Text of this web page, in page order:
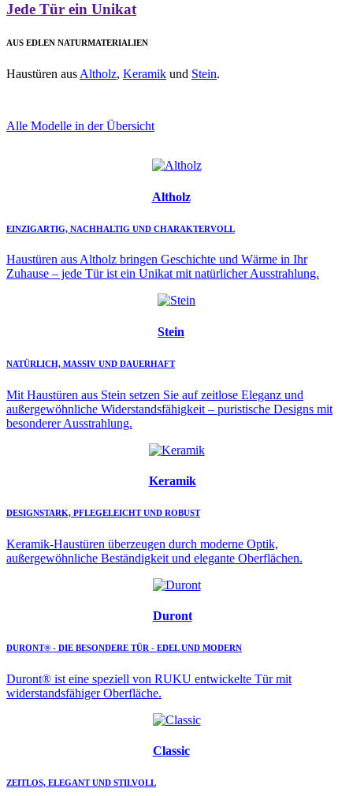
Jede Tür ein Unikat
AUS EDLEN NATURMATERIALIEN
Haustüren aus Altholz, Keramik und Stein.
Alle Modelle in der Übersicht
Altholz
EINZIGARTIG, NACHHALTIG UND CHARAKTERVOLL
Haustüren aus Altholz bringen Geschichte und Wärme in Ihr
Zuhause – jede Tür ist ein Unikat mit natürlicher Ausstrahlung.
Stein
NATÜRLICH, MASSIV UND DAUERHAFT
Mit Haustüren aus Stein setzen Sie auf zeitlose Eleganz und
außergewöhnliche Widerstandsfähigkeit – puristische Designs mit
besonderer Ausstrahlung.
Keramik
DESIGNSTARK, PFLEGELEICHT UND ROBUST
Keramik-Haustüren überzeugen durch moderne Optik,
außergewöhnliche Beständigkeit und elegante Oberflächen.
Duront
DURONT® - DIE BESONDERE TÜR - EDEL UND MODERN
Duront® ist eine speziell von RUKU entwickelte Tür mit
widerstandsfähiger Oberfläche.
Classic
ZEITLOS, ELEGANT UND STILVOLL